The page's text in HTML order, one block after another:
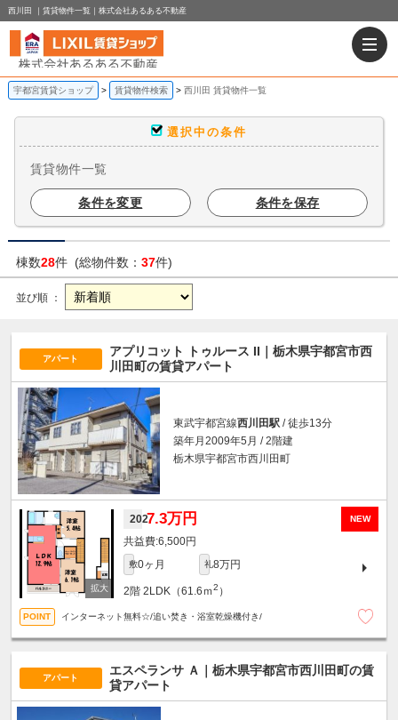
西川田 ｜賃貸物件一覧｜株式会社あるある不動産
宇都宮賃貸ショップ 賃貸物件検索 西川田 賃貸物件一覧
選択中の条件
賃貸物件一覧
条件を変更 条件を保存
棟数28件 (総物件数： 37件)
並び順 ：
アパート
アプリコット トゥルース II｜栃木県宇都宮市西
川田町の賃貸アパート
東武宇都宮線西川田駅 / 徒歩13分
築年月2009年5月 / 2階建
栃木県宇都宮市西川田町
NEW
2027.3万円
6,500円
敷0ヶ月 礼8万円
2階 2LDK（61.6ｍ2 ）
インターネット無料☆/追い焚き・浴室乾燥機付き/
アパート
エスペランサ Ａ｜栃木県宇都宮市西川田町の賃
貸アパート